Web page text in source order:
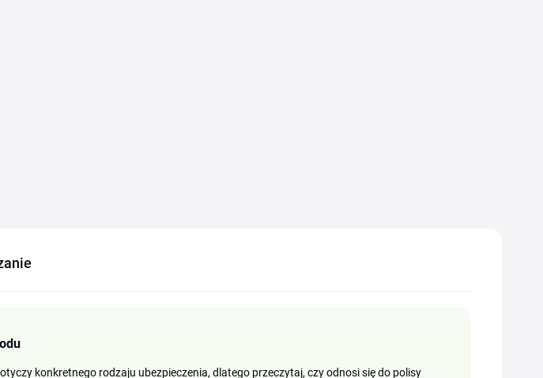
konkretnego rodzaju ubezpieczenia, dlatego przeczytaj, czy odnosi się do polisy